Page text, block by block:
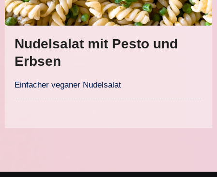
Nudelsalat mit Pesto und
Erbsen
Einfacher veganer Nudelsalat